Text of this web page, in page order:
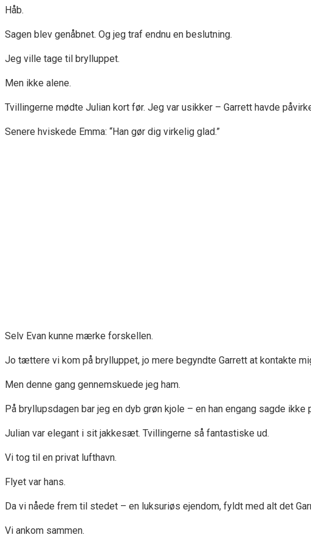
Håb.
Sagen blev genåbnet. Og jeg traf endnu en beslutning.
Jeg ville tage til brylluppet.
Men ikke alene.
Tvillingerne mødte Julian kort før. Jeg var usikker – Garrett havde
Senere hviskede Emma: “Han gør dig virkelig glad.”
Selv Evan kunne mærke forskellen.
Jo tættere vi kom på brylluppet, jo mere begyndte Garrett at kontakte
Men denne gang gennemskuede jeg ham.
På bryllupsdagen bar jeg en dyb grøn kjole – en han engang sagde ikke
Julian var elegant i sit jakkesæt. Tvillingerne så fantastiske ud.
Vi tog til en privat lufthavn.
Flyet var hans.
Da vi nåede frem til stedet – en luksuriøs ejendom, fyldt med alt det
Vi ankom sammen.